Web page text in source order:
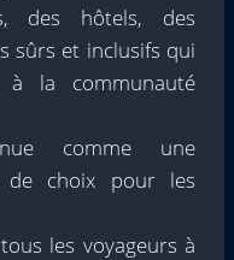
des hôtels, des
sûrs et inclusifs qui
à la communauté
comme une
de choix pour les
les voyageurs à